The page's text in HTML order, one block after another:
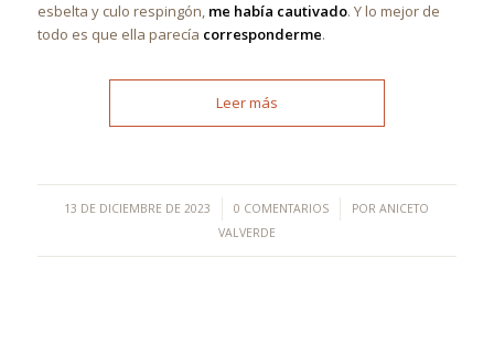
esbelta y culo respingón, me había cautivado. Y lo mejor de
todo es que ella parecía corresponderme.
Leer más
13 DE DICIEMBRE DE 2023
/ 0 COMENTARIOS
/ PORANICETO
VALVERDE